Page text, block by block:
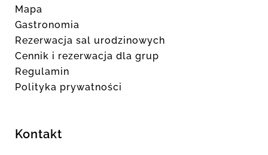
Mapa
Gastronomia
Rezerwacja sal urodzinowych
Cennik i rezerwacja dla grup
Regulamin
Polityka prywatności
Kontakt